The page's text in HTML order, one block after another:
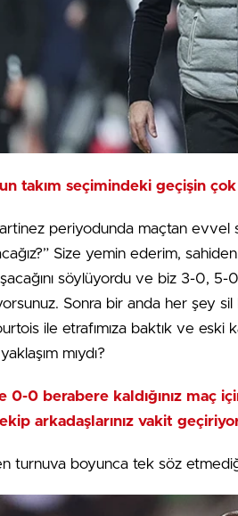
takım seçimindeki geçişin
periyodunda maçtan evvel
Size yemin ederim,
söylüyordu ve biz 3-0, 5-
Sonra bir anda her şey
ile etrafımıza baktık ve
mıydı?
0-0 berabere kaldığınız maç
arkadaşlarınız vakit
turnuva boyunca tek söz